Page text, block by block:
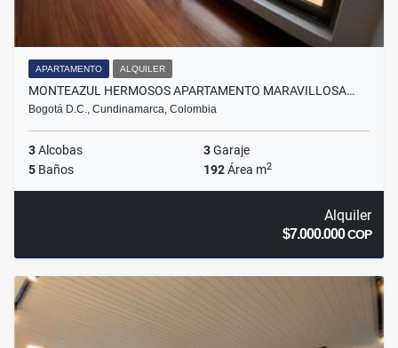
APARTAMENTO ALQUILER
MONTEAZUL HERMOSOS APARTAMENTO MARAVILLOSA…
Bogotá D.C., Cundinamarca, Colombia
3Alcobas 3Garaje
5 Baños 192Área m2
Alquiler
$7.000.000COP